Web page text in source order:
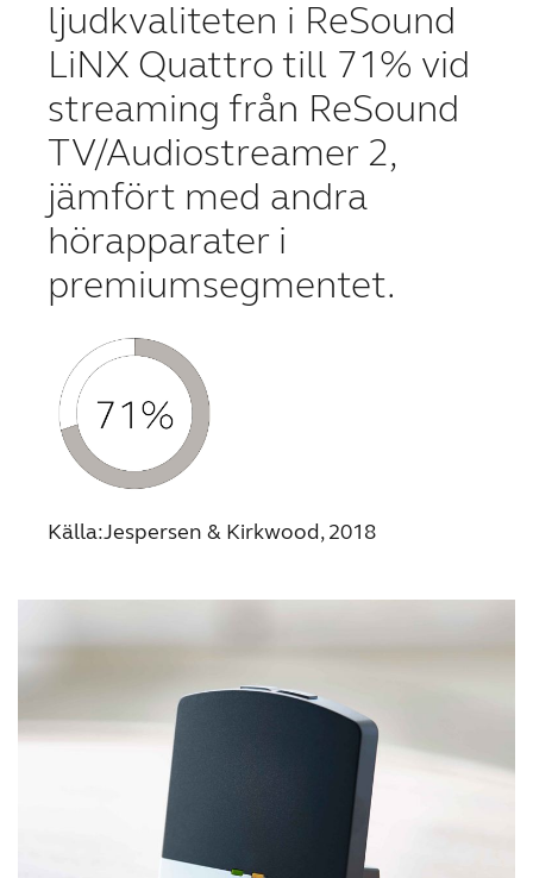
ljudkvaliteten i ReSound
LiNX Quattro till 71% vid
streaming från ReSound
TV/Audiostreamer 2,
jämfört med andra
hörapparater i
premiumsegmentet.
Källa:Jespersen & Kirkwood, 2018